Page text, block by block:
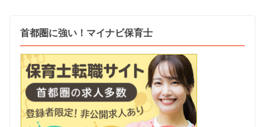
首都圏に強い！マイナビ保育士